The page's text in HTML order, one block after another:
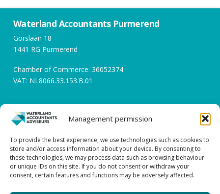
Management permission
To provide the best experience, we use technologies such as cookies to
store and/or access information about your device. By consenting to
these technologies, we may process data such as browsing behaviour
or unique IDs on this site. If you do not consent or withdraw your
consent, certain features and functions may be adversely affected.
Waterland Accountants Purmerend
Gorslaan 18
1441 RG Purmerend
Chamber of Commerce: 36052374
VAT: NL8066.33.153.B.01
Opening hours
Working days between 08:00 and 17:00
Contact
0299 – 43 45 61